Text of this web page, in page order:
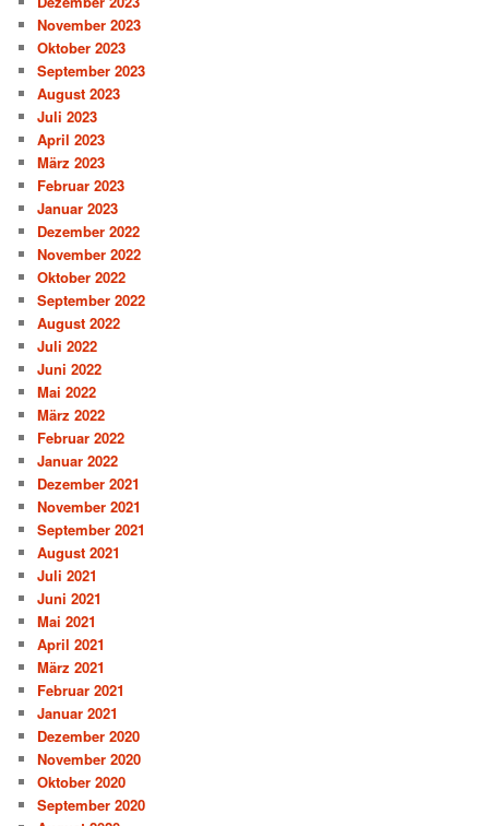
November 2023
Oktober 2023
September 2023
August 2023
Juli 2023
April 2023
März 2023
Februar 2023
Januar 2023
Dezember 2022
November 2022
Oktober 2022
September 2022
August 2022
Juli 2022
Juni 2022
Mai 2022
März 2022
Februar 2022
Januar 2022
Dezember 2021
November 2021
September 2021
August 2021
Juli 2021
Juni 2021
Mai 2021
April 2021
März 2021
Februar 2021
Januar 2021
Dezember 2020
November 2020
Oktober 2020
September 2020